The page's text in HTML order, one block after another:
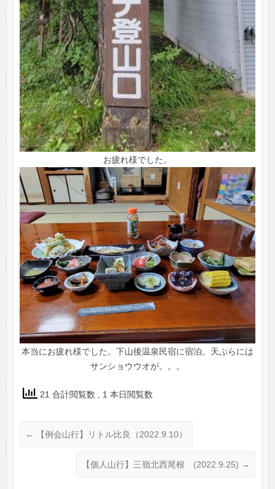
お疲れ様でした。
本当にお疲れ様でした。下山後温泉民宿に宿泊。天ぷらには
サンショウウオが。。。
21 合計閲覧数 , 1 本日閲覧数
← 【例会山行】リトル比良（2022.9.10）
【個人山行】三嶺北西尾根 (2022.9.25) →